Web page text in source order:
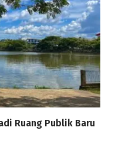
Ruang Publik Baru